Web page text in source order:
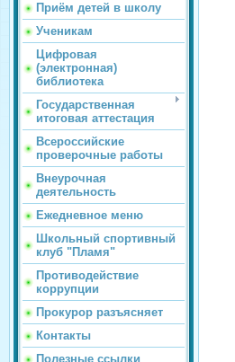
Приём детей в школу
Ученикам
Цифровая
(электронная)
библиотека
Государственная
итоговая аттестация
Всероссийские
проверочные работы
Внеурочная
деятельность
Ежедневное меню
Школьный спортивный
клуб "Пламя"
Противодействие
коррупции
Прокурор разъясняет
Контакты
Полезные ссылки